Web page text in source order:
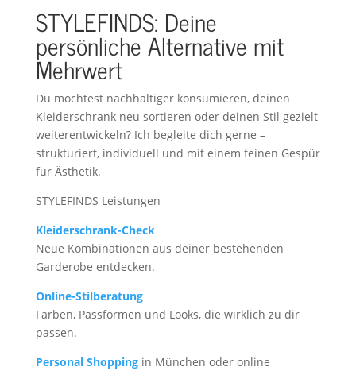
STYLEFINDS: Deine
persönliche Alternative mit
Mehrwert
Du möchtest nachhaltiger konsumieren, deinen
Kleiderschrank neu sortieren oder deinen Stil gezielt
weiterentwickeln? Ich begleite dich gerne –
strukturiert, individuell und mit einem feinen Gespür
für Ästhetik.
STYLEFINDS Leistungen
Kleiderschrank-Check
Neue Kombinationen aus deiner bestehenden
Garderobe entdecken.
Online-Stilberatung
Farben, Passformen und Looks, die wirklich zu dir
passen.
Personal Shoppingin München oder online